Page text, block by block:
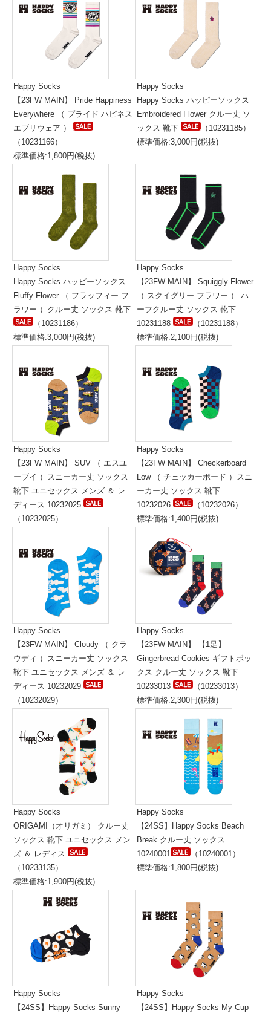
Happy Socks
【23FW MAIN】 Pride Happiness
Everywhere （ プライド ハピネス
エブリウェア ）
（10231166）
標準価格:1,800円(税抜)
Happy Socks
Happy Socks ハッピーソックス
Embroidered Flower クルー丈 ソ
ックス 靴下
（10231185）
標準価格:3,000円(税抜)
Happy Socks
Happy Socks ハッピーソックス
Fluffy Flower （ フラッフィー フ
ラワー ）クルー丈 ソックス 靴下
（10231186）
標準価格:3,000円(税抜)
Happy Socks
【23FW MAIN】 Squiggly Flower
（ スクイグリー フラワー ） ハ
ーフクルー丈 ソックス 靴下
10231188
（10231188）
標準価格:2,100円(税抜)
Happy Socks
【23FW MAIN】 SUV （ エスユ
ーブイ ）スニーカー丈 ソックス
靴下 ユニセックス メンズ ＆ レ
ディース 10232025
（10232025）
Happy Socks
【23FW MAIN】 Checkerboard
Low （ チェッカーボード ）スニ
ーカー丈 ソックス 靴下
10232026
（10232026）
標準価格:1,400円(税抜)
Happy Socks
【23FW MAIN】 Cloudy （ クラ
ウディ ）スニーカー丈 ソックス
靴下 ユニセックス メンズ ＆ レ
ディース 10232029
（10232029）
Happy Socks
【23FW MAIN】 【1足】
Gingerbread Cookies ギフトボッ
クス クルー丈 ソックス 靴下
10233013
（10233013）
標準価格:2,300円(税抜)
Happy Socks
ORIGAMI（オリガミ） クルー丈
ソックス 靴下 ユニセックス メン
ズ ＆ レディス
（10233135）
標準価格:1,900円(税抜)
Happy Socks
【24SS】Happy Socks Beach
Break クルー丈 ソックス
10240001
（10240001）
標準価格:1,800円(税抜)
Happy Socks
【24SS】Happy Socks Sunny
Happy Socks
【24SS】Happy Socks My Cup